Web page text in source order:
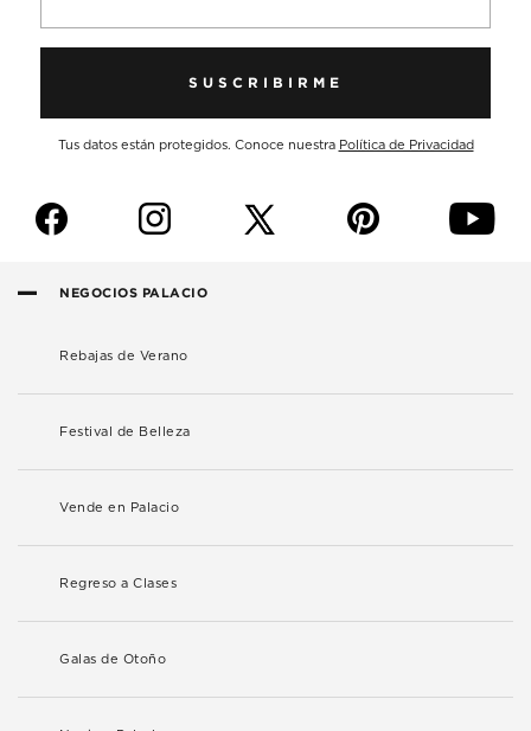
SUSCRIBIRME
Tus datos están protegidos. Conoce nuestra Política de Privacidad
f i p y
NEGOCIOS PALACIO
Rebajas de Verano
Festival de Belleza
Vende en Palacio
Regreso a Clases
Galas de Otoño